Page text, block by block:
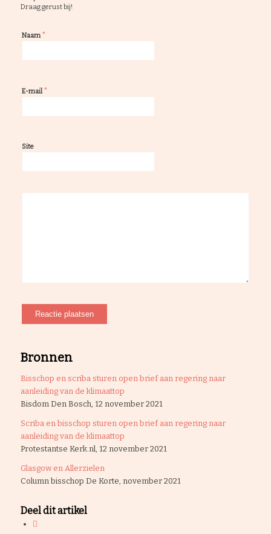
Draag gerust bij!
Naam*
E-mail*
Site
Bronnen
Bisschop en scriba sturen open brief aan regering naar
aanleiding van de klimaattop
Bisdom Den Bosch, 12 november 2021
Scriba en bisschop sturen open brief aan regering naar
aanleiding van de klimaattop
Protestantse Kerk.nl, 12 november 2021
Glasgow en Allerzielen
Column bisschop De Korte, november 2021
Deel dit artikel